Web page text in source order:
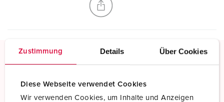
Zustimmung Details Über Cookies
Diese Webseite verwendet Cookies
Wir verwenden Cookies, um Inhalte und Anzeigen
Standard screw terminals